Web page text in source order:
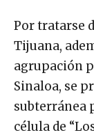
Por tratarse
Tijuana,
agrupación
Sinaloa, se
subterránea
célula de